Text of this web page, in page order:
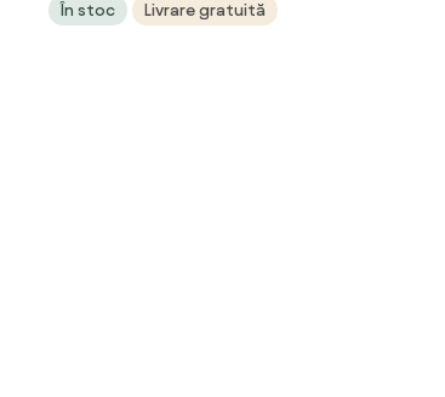
În stoc
Livrare gratuită